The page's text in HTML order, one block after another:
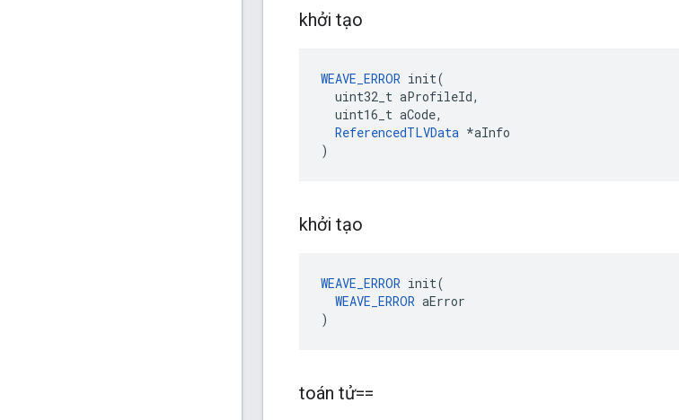
khởi tạo
WEAVE_ERROR init(
  uint32_t aProfileId,
  uint16_t aCode,
ReferencedTLVData *aInfo
)
khởi tạo
WEAVE_ERROR init(
WEAVE_ERROR aError
)
toán tử==